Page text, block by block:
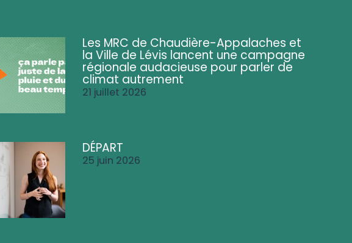
Les MRC de Chaudière-Appalaches et
la Ville de Lévis lancent une campagne
régionale audacieuse pour parler de
climat autrement
21 juillet 2026
DÉPART
25 juin 2026